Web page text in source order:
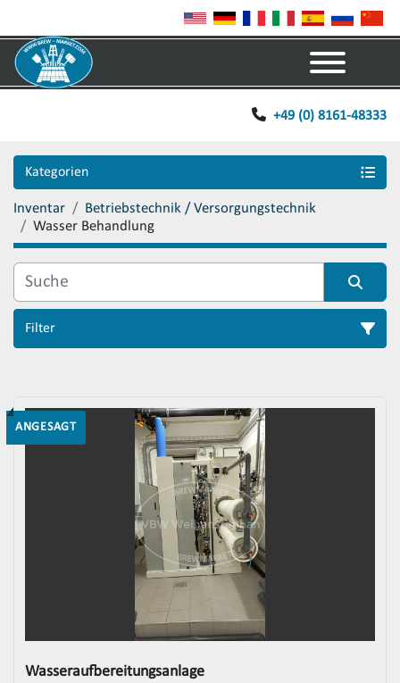
+49 (0) 8161-48333
Kategorien
Inventar
Betriebstechnik / Versorgungstechnik
Wasser Behandlung
Filter
ANGESAGT
Wasseraufbereitungsanlage